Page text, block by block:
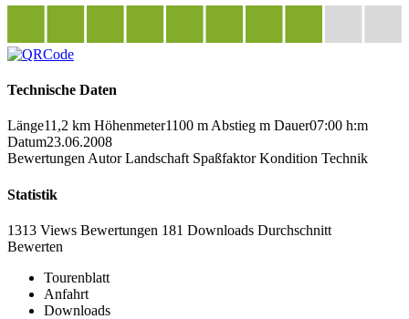
Technische Daten
Länge11,2 km Höhenmeter1100 m Abstieg m Dauer07:00 h:m
Datum23.06.2008
Bewertungen Autor Landschaft Spaßfaktor Kondition Technik
Statistik
1313 Views Bewertungen 181 Downloads Durchschnitt
Bewerten
Tourenblatt
Anfahrt
Downloads